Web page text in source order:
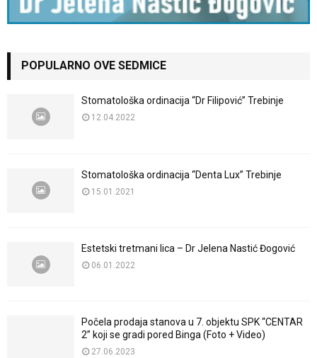
POPULARNO OVE SEDMICE
Stomatološka ordinacija “Dr Filipović” Trebinje
12.04.2022
Stomatološka ordinacija “Denta Lux” Trebinje
15.01.2021
Estetski tretmani lica – Dr Jelena Nastić Đogović
06.01.2022
Počela prodaja stanova u 7. objektu SPK “CENTAR
2” koji se gradi pored Binga (Foto + Video)
27.06.2023